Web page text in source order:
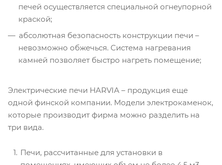
печей осуществляется специальной огнеупорной
краской;
абсолютная безопасность конструкции печи –
невозможно обжечься. Система нагревания
камней позволяет быстро нагреть помещение;
Электрические печи HARVIA – продукция еще
одной финской компании. Модели электрокаменок,
которые производит фирма можно разделить на
три вида.
Печи, рассчитанные для установки в